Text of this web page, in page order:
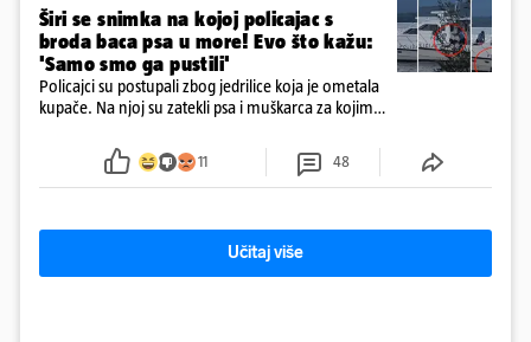
Širi se snimka na kojoj policajac s
broda baca psa u more! Evo što kažu:
'Samo smo ga pustili'
Policajci su postupali zbog jedrilice koja je ometala
kupače. Na njoj su zatekli psa i muškarca za kojim
ga uhitili, a psa je preuzeo komunalni redar
11 48
Učitaj više